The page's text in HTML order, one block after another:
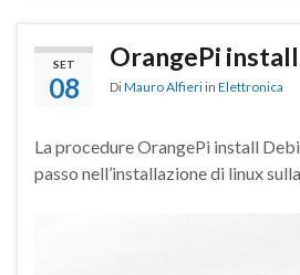
SET
08
OrangePi
DiMauro Alfieri in Elettronica
La procedure OrangePi install
passo nell’installazione di linux